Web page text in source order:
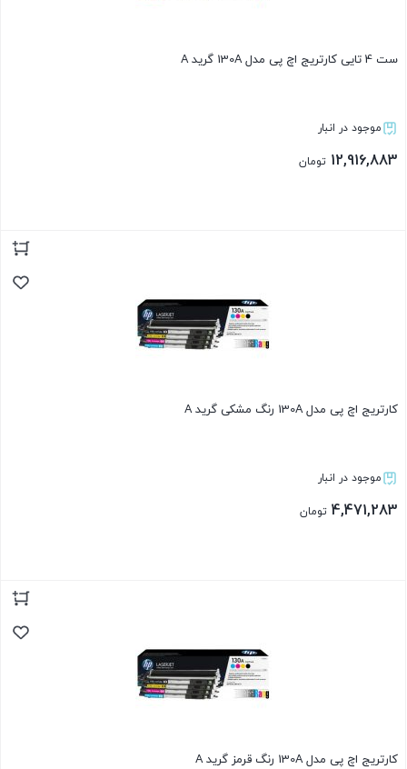
ست 4 تایی کارتریج اچ پی مدل 130A گرید A
موجود در انبار
12,916,883 تومان
کارتریج اچ پی مدل 130A رنگ مشکی گرید A
موجود در انبار
4,471,283 تومان
کارتریج اچ پی مدل 130A رنگ قرمز گرید A